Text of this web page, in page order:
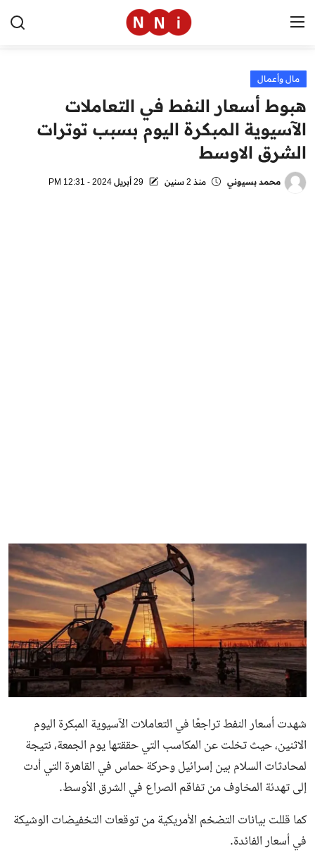
الرئيسية
اخبار مصر
العالم
الرياضة
مال وأعمال
هبوط أسعار النفط في التعاملات
الآسيوية المبكرة اليوم بسبب توترات
الشرق الاوسط
محمد بسيوني منذ 2 سنين 29 أبريل 2024 - 12:31 PM
شهدت أسعار النفط تراجعًا في التعاملات الآسيوية المبكرة اليوم
الاثنين، حيث تخلت عن المكاسب التي حققتها يوم الجمعة، نتيجة
لمحادثات السلام بين إسرائيل وحركة حماس في القاهرة التي أدت
إلى تهدئة المخاوف من تفاقم الصراع في الشرق الأوسط.
كما قللت بيانات التضخم الأمريكية من توقعات التخفيضات الوشيكة
في أسعار الفائدة.